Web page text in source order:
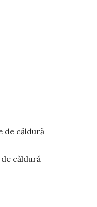
de căldură
căldură